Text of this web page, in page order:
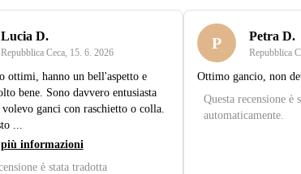
Lucia D.
Repubblica Ceca, 15. 6. 2026
ottimi, hanno un bell'aspetto e
bene. Sono davvero entusiasta
ganci con raschietto o colla.
...
più informazioni
è stata tradotta
P Petra D.
Repubblica
Ottimo gancio, non
Questa recensione è
automaticamente.